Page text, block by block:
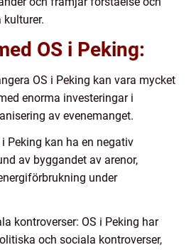
OS i Peking:
OS i Peking kan vara mycket
enorma investeringar i
av evenemanget.
Peking kan ha en negativ
av byggandet av arenor,
under
kontroverser: OS i Peking har
och sociala kontroverser,